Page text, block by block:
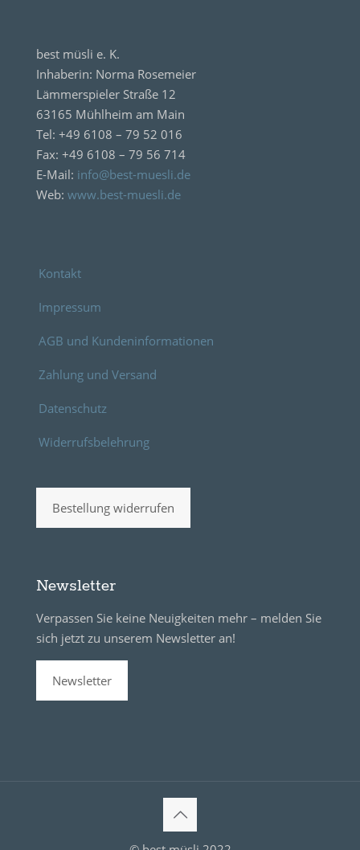
best müsli e. K.
Inhaberin: Norma Rosemeier
Lämmerspieler Straße 12
63165 Mühlheim am Main
Tel: +49 6108 – 79 52 016
Fax: +49 6108 – 79 56 714
E-Mail: info@best-muesli.de
Web: www.best-muesli.de
Kontakt
Impressum
AGB und Kundeninformationen
Zahlung und Versand
Datenschutz
Widerrufsbelehrung
Bestellung widerrufen
Newsletter
Verpassen Sie keine Neuigkeiten mehr – melden Sie
sich jetzt zu unserem Newsletter an!
Newsletter